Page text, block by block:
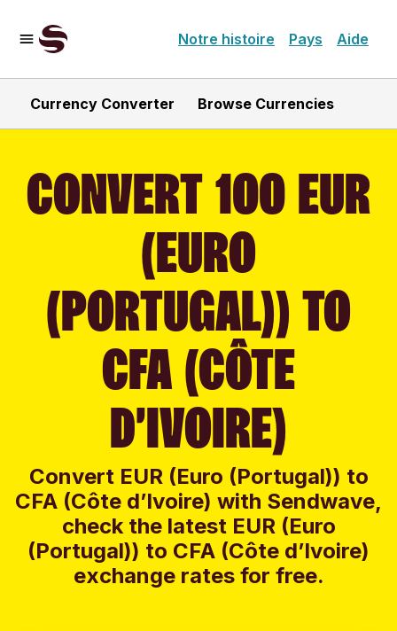
Notre histoire Pays Aide
Currency Converter Browse Currencies
CONVERT 100 EUR
(EURO
(PORTUGAL)) TO
CFA (CÔTE
D’IVOIRE)
Convert EUR (Euro (Portugal)) to
CFA (Côte d’Ivoire) with Sendwave,
check the latest EUR (Euro
(Portugal)) to CFA (Côte d’Ivoire)
exchange rates for free.